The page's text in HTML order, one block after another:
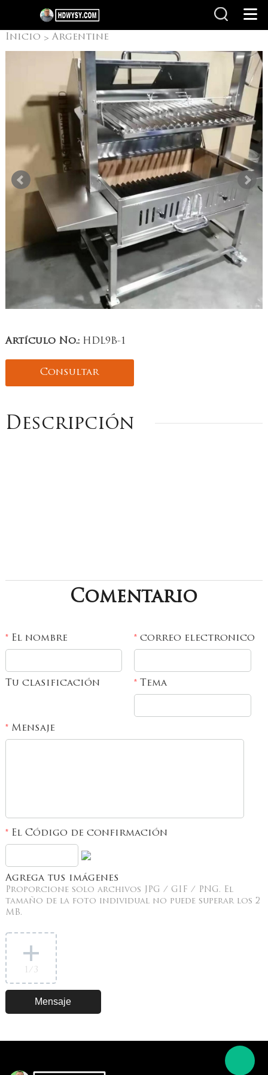
Inicio > Argentine
Grill with V-grate
Artículo No.:HDL9B-1
Consultar
Descripción
Comentario
*El nombre *correo electronico
Tu clasificación *Tema
*Mensaje
*El Código de confirmación
Agrega tus imágenes
Proporcione solo archivos JPG / GIF / PNG. El
tamaño de la foto individual no puede superar los 2
MB.
1 /3